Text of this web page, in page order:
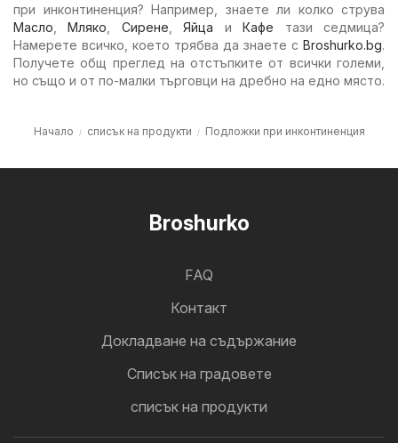
при инконтиненция? Например, знаете ли колко струва
Масло ,Мляко Сирене ,Яйца иКафе тази седмица?
Намерете всичко, което трябва да знаете с Broshurko.bg.
Получете общ преглед на отстъпките от всички големи,
но също и от по-малки търговци на дребно на едно място.
Начало списък на продукти Подложки при инконтиненция
Broshurko
FAQ
Контакт
Докладване на съдържание
Cписък на градовете
списък на продукти